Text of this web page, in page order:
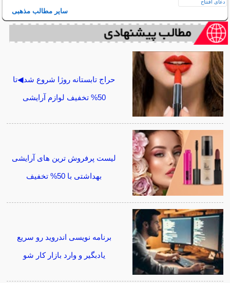
سایر مطالب مذهبی
حراج تابستانه روژا شروع شد◀تا
50% تخفیف لوازم آرایشی
لیست پرفروش ترین های آرایشی
بهداشتی با 50% تخفیف
برنامه نویسی اندروید رو سریع
یادبگیر و وارد بازار کار شو